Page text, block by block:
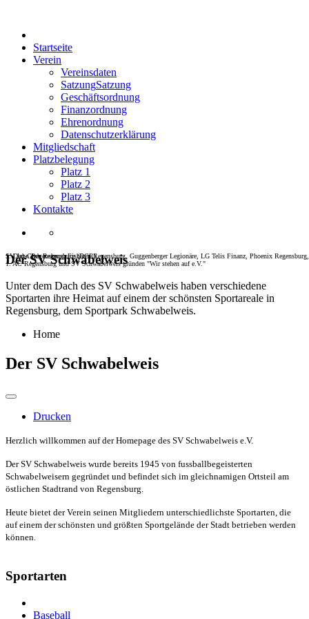
Startseite
Verein
Vereinsdaten
SatzungSatzung
Geschäftsordnung
Finanzordnung
Ehrenordnung
Datenschutzerklärung
Mitgliedschaft
Platzbelegung
Platz 1
Platz 2
Platz 3
Kontakte
SV Jahn Regensburg, Eisbären Regensburg, Guggenberger Legionäre, LG Telis Finanz, Phoenix Regensburg,
1. AC Regensburg und SV Schwabelweis gründen "Wir stehen auf e.V."
1. Dart-Club Regensburg (DCR)
Der SV Schwabelweis
Unter dem Dach des SV Schwabelweis haben verschiedene
Sportarten ihre Heimat auf einem der schönsten Sportareale in
Regensburg, dem Sportpark Schwabelweis.
Home
Der SV Schwabelweis
Drucken
Herzlich willkommen auf der Homepage des SV Schwabelweis e.V.
Der SV Schwabelweis wurde bereits 1945 von fussballbegeisterten
Schwabelweisern gegründet und befindet sich im gleichnamigen Ortsteil am
östlichen Stadtrand von Regensburg.
Heute bietet der Verein seinen Mitgliedern unterschiedlichste Sportarten, die
auf einem der schönsten und größten Sportgelände der Stadt betrieben werden
können.
Sportarten
Baseball